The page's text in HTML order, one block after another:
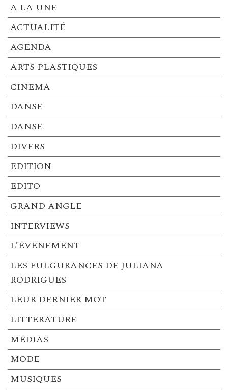
A LA UNE
ACTUALITÉ
AGENDA
ARTS PLASTIQUES
CINEMA
DANSE
DANSE
DIVERS
EDITION
EDITO
GRAND ANGLE
INTERVIEWS
L’ÉVÉNEMENT
LES FULGURANCES DE JULIANA
RODRIGUES
LEUR DERNIER MOT
LITTERATURE
MÉDIAS
MODE
MUSIQUES